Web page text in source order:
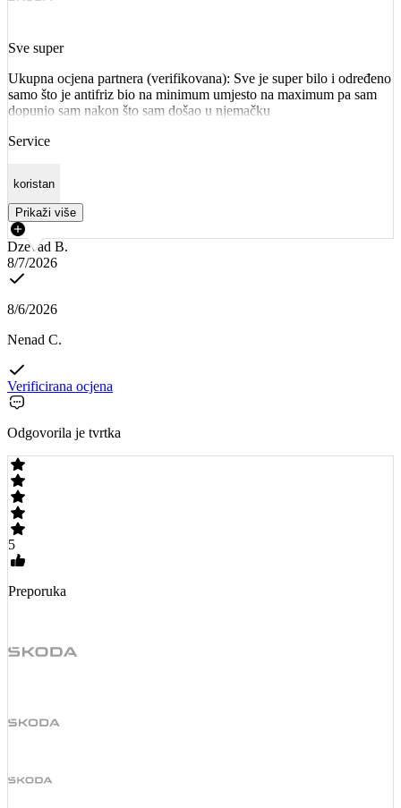
Sve super
Ukupna ocjena partnera (verifikovana): Sve je super bilo i određeno
samo što je antifriz bio na minimum umjesto na maximum pa sam
dopunio sam nakon što sam došao u njemačku
Service
koristan
Prikaži više
Dzevad B.
8/7/2026
8/6/2026
Nenad C.
Verificirana ocjena
Odgovorila je tvrtka
5
Preporuka